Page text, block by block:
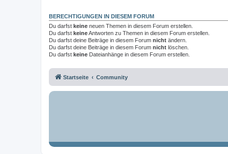
BERECHTIGUNGEN IN DIESEM FORUM
Du darfst keine neuen Themen in diesem Forum erstellen.
Du darfst keineAntworten zu Themen in diesem Forum erstellen.
Du darfst deine Beiträge in diesem Forum nicht ändern.
Du darfst deine Beiträge in diesem Forum nicht löschen.
Du darfst keine Dateianhänge in diesem Forum erstellen.
Startseite Community